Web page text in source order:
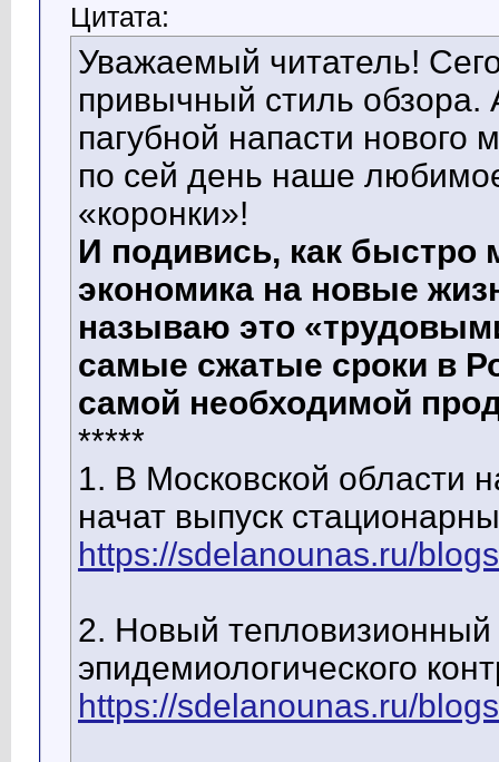
Цитата:
Уважаемый читатель!
привычный стиль обзора.
пагубной напасти нового
по сей день наше
«коронки»!
И подивись, как быстро
экономика на новые
называю это
самые сжатые сроки в
самой необходимой
*****
1. В Московской области
начат выпуск
https://sdelanounas.ru/
2. Новый тепловизионный
эпидемиологического
https://sdelanounas.ru/